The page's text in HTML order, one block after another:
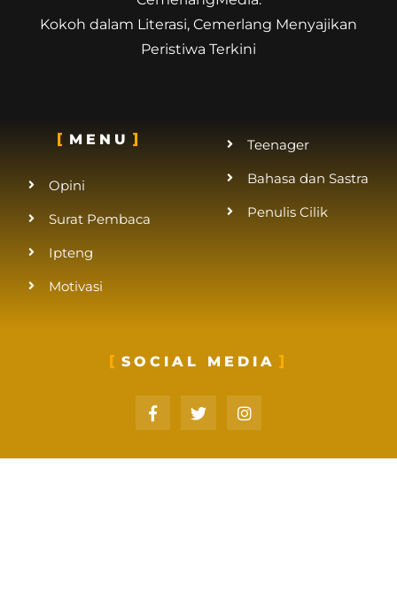
Kokoh dalam Literasi, Cemerlang Menyajikan
Peristiwa Terkini
MENU
Opini
Surat Pembaca
Ipteng
Motivasi
Teenager
Bahasa dan Sastra
Penulis Cilik
SOCIAL MEDIA